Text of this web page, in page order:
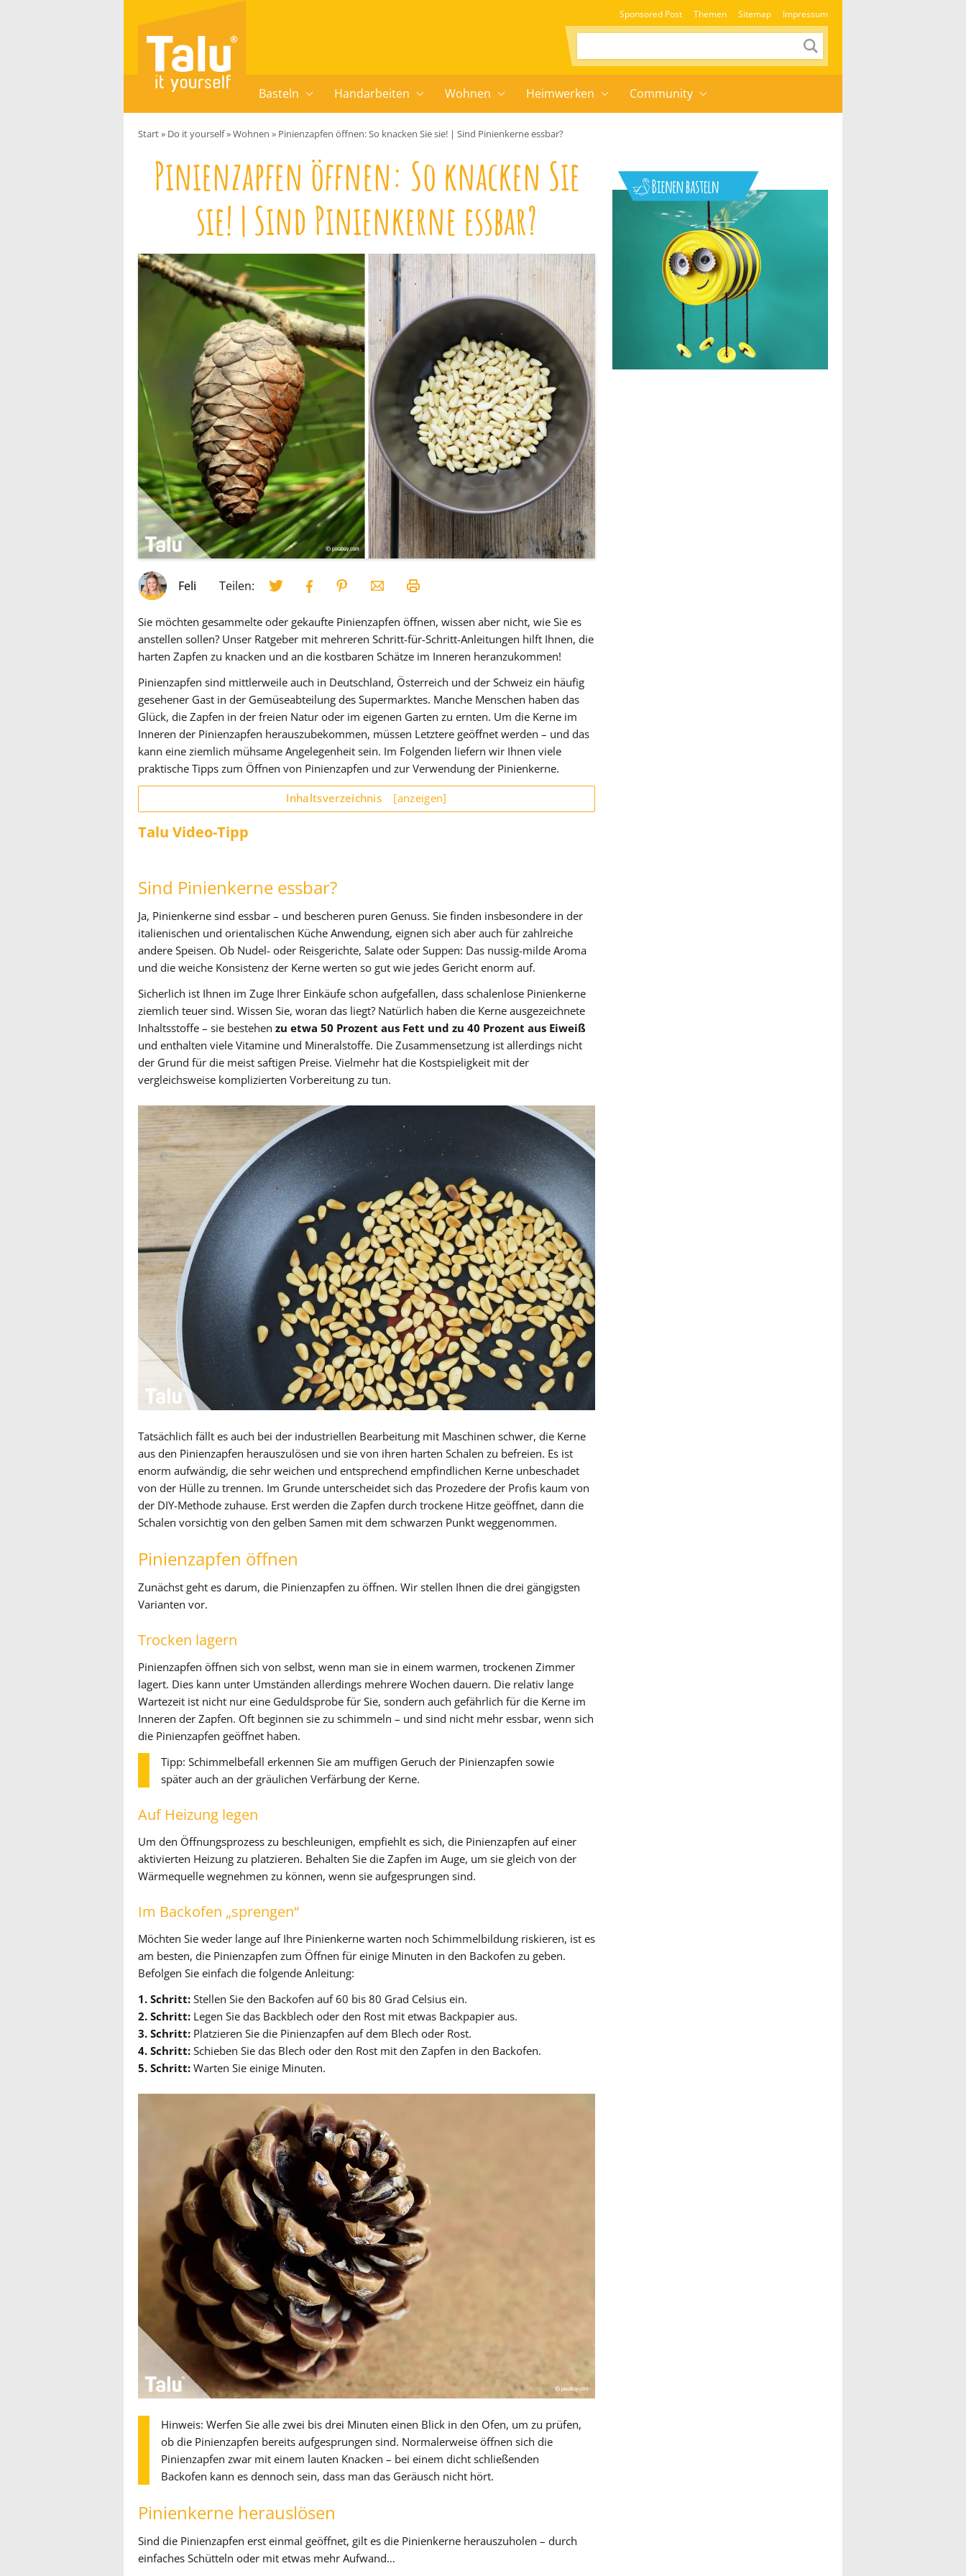
Sponsored Post Themen Sitemap Impressum
Basteln Handarbeiten Wohnen Heimwerken Community
Start» Do it yourself»Wohnen » Pinienzapfen öffnen: So knacken Sie sie! | Sind Pinienkerne essbar?
Pinienzapfen öffnen: So knacken Sie
sie! | Sind Pinienkerne essbar?
Feli Teilen:
Sie möchten gesammelte oder gekaufte Pinienzapfen öffnen, wissen aber nicht, wie Sie es
anstellen sollen? Unser Ratgeber mit mehreren Schritt-für-Schritt-Anleitungen hilft Ihnen, die
harten Zapfen zu knacken und an die kostbaren Schätze im Inneren heranzukommen!
Pinienzapfen sind mittlerweile auch in Deutschland, Österreich und der Schweiz ein häufig
gesehener Gast in der Gemüseabteilung des Supermarktes. Manche Menschen haben das
Glück, die Zapfen in der freien Natur oder im eigenen Garten zu ernten. Um die Kerne im
Inneren der Pinienzapfen herauszubekommen, müssen Letztere geöffnet werden – und das
kann eine ziemlich mühsame Angelegenheit sein. Im Folgenden liefern wir Ihnen viele
praktische Tipps zum Öffnen von Pinienzapfen und zur Verwendung der Pinienkerne.
Inhaltsverzeichnis [anzeigen]
Talu Video-Tipp
Sind Pinienkerne essbar?
Ja, Pinienkerne sind essbar – und bescheren puren Genuss. Sie finden insbesondere in der
italienischen und orientalischen Küche Anwendung, eignen sich aber auch für zahlreiche
andere Speisen. Ob Nudel- oder Reisgerichte, Salate oder Suppen: Das nussig-milde Aroma
und die weiche Konsistenz der Kerne werten so gut wie jedes Gericht enorm auf.
Sicherlich ist Ihnen im Zuge Ihrer Einkäufe schon aufgefallen, dass schalenlose Pinienkerne
ziemlich teuer sind. Wissen Sie, woran das liegt? Natürlich haben die Kerne ausgezeichnete
Inhaltsstoffe – sie bestehen zu etwa 50 Prozent aus Fett und zu 40 Prozent aus Eiweiß
und enthalten viele Vitamine und Mineralstoffe. Die Zusammensetzung ist allerdings nicht
der Grund für die meist saftigen Preise. Vielmehr hat die Kostspieligkeit mit der
vergleichsweise komplizierten Vorbereitung zu tun.
Tatsächlich fällt es auch bei der industriellen Bearbeitung mit Maschinen schwer, die Kerne
aus den Pinienzapfen herauszulösen und sie von ihren harten Schalen zu befreien. Es ist
enorm aufwändig, die sehr weichen und entsprechend empfindlichen Kerne unbeschadet
von der Hülle zu trennen. Im Grunde unterscheidet sich das Prozedere der Profis kaum von
der DIY-Methode zuhause. Erst werden die Zapfen durch trockene Hitze geöffnet, dann die
Schalen vorsichtig von den gelben Samen mit dem schwarzen Punkt weggenommen.
Pinienzapfen öffnen
Zunächst geht es darum, die Pinienzapfen zu öffnen. Wir stellen Ihnen die drei gängigsten
Varianten vor.
Trocken lagern
Pinienzapfen öffnen sich von selbst, wenn man sie in einem warmen, trockenen Zimmer
lagert. Dies kann unter Umständen allerdings mehrere Wochen dauern. Die relativ lange
Wartezeit ist nicht nur eine Geduldsprobe für Sie, sondern auch gefährlich für die Kerne im
Inneren der Zapfen. Oft beginnen sie zu schimmeln – und sind nicht mehr essbar, wenn sich
die Pinienzapfen geöffnet haben.
Tipp: Schimmelbefall erkennen Sie am muffigen Geruch der Pinienzapfen sowie
später auch an der gräulichen Verfärbung der Kerne.
Auf Heizung legen
Um den Öffnungsprozess zu beschleunigen, empfiehlt es sich, die Pinienzapfen auf einer
aktivierten Heizung zu platzieren. Behalten Sie die Zapfen im Auge, um sie gleich von der
Wärmequelle wegnehmen zu können, wenn sie aufgesprungen sind.
Im Backofen „sprengen“
Möchten Sie weder lange auf Ihre Pinienkerne warten noch Schimmelbildung riskieren, ist es
am besten, die Pinienzapfen zum Öffnen für einige Minuten in den Backofen zu geben.
Befolgen Sie einfach die folgende Anleitung:
1. Schritt: Stellen Sie den Backofen auf 60 bis 80 Grad Celsius ein.
2. Schritt: Legen Sie das Backblech oder den Rost mit etwas Backpapier aus.
3. Schritt: Platzieren Sie die Pinienzapfen auf dem Blech oder Rost.
4. Schritt: Schieben Sie das Blech oder den Rost mit den Zapfen in den Backofen.
5. Schritt: Warten Sie einige Minuten.
Hinweis: Werfen Sie alle zwei bis drei Minuten einen Blick in den Ofen, um zu prüfen,
ob die Pinienzapfen bereits aufgesprungen sind. Normalerweise öffnen sich die
Pinienzapfen zwar mit einem lauten Knacken – bei einem dicht schließenden
Backofen kann es dennoch sein, dass man das Geräusch nicht hört.
Pinienkerne herauslösen
Sind die Pinienzapfen erst einmal geöffnet, gilt es die Pinienkerne herauszuholen – durch
einfaches Schütteln oder mit etwas mehr Aufwand…